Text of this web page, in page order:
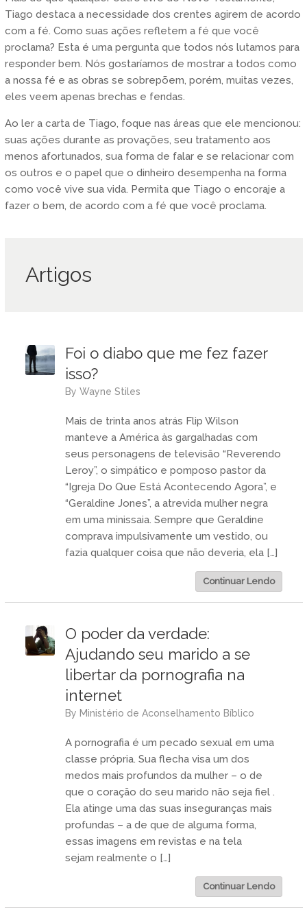
Tiago destaca a necessidade dos crentes agirem de acordo
com a fé. Como suas ações refletem a fé que você
proclama? Esta é uma pergunta que todos nós lutamos para
responder bem. Nós gostaríamos de mostrar a todos como
a nossa fé e as obras se sobrepõem, porém, muitas vezes,
eles veem apenas brechas e fendas.
Ao ler a carta de Tiago, foque nas áreas que ele mencionou:
suas ações durante as provações, seu tratamento aos
menos afortunados, sua forma de falar e se relacionar com
os outros e o papel que o dinheiro desempenha na forma
como você vive sua vida. Permita que Tiago o encoraje a
fazer o bem, de acordo com a fé que você proclama.
Artigos
Foi o diabo que me fez fazer
isso?
by Wayne Stiles
Mais de trinta anos atrás Flip Wilson
manteve a América às gargalhadas com
seus personagens de televisão “Reverendo
Leroy”, o simpático e pomposo pastor da
“Igreja Do Que Está Acontecendo Agora”, e
“Geraldine Jones”, a atrevida mulher negra
em uma minissaia. Sempre que Geraldine
comprava impulsivamente um vestido, ou
fazia qualquer coisa que não deveria, ela […]
Continuar Lendo
O poder da verdade:
Ajudando seu marido a se
libertar da pornografia na
internet
by Ministério de Aconselhamento Bíblico
A pornografia é um pecado sexual em uma
classe própria. Sua flecha visa um dos
medos mais profundos da mulher – o de
que o coração do seu marido não seja fiel .
Ela atinge uma das suas inseguranças mais
profundas – a de que de alguma forma,
essas imagens em revistas e na tela
sejam realmente o […]
Continuar Lendo